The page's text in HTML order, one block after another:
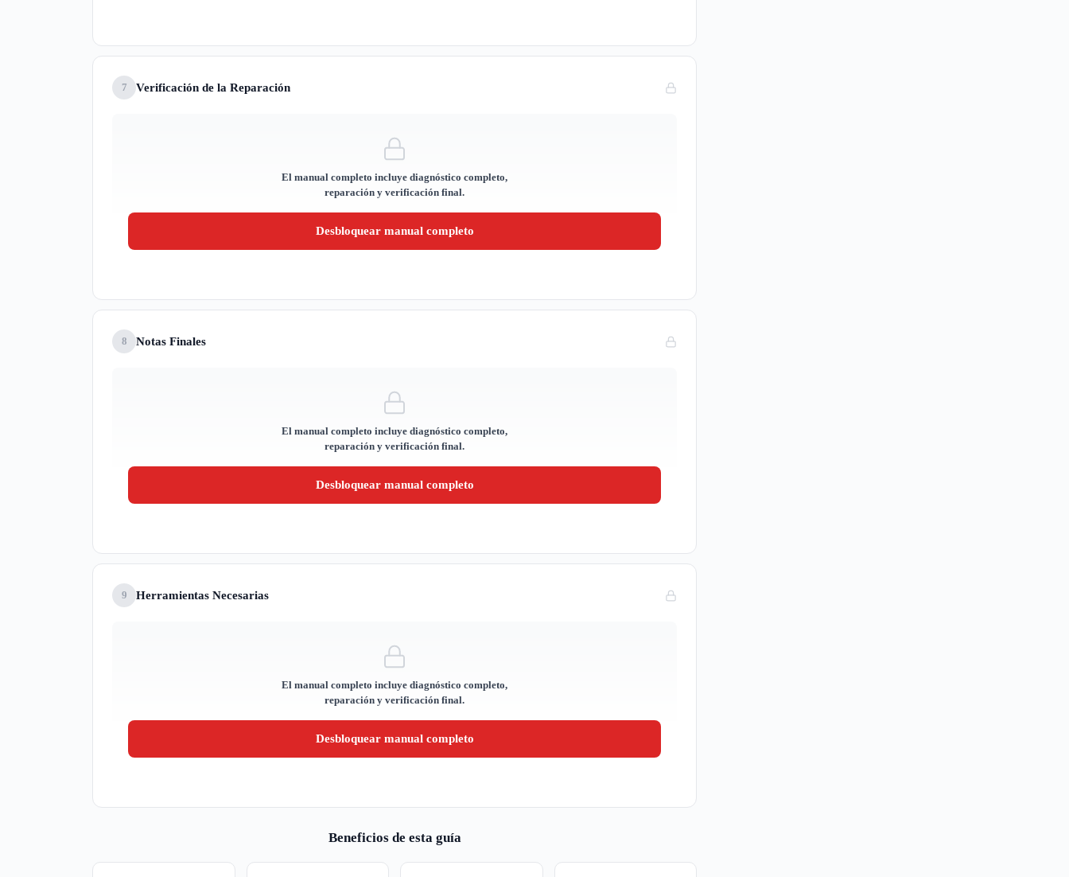
7 Verificación de la Reparación
El manual completo incluye diagnóstico completo,
reparación y verificación final.
Desbloquear manual completo
8 Notas Finales
El manual completo incluye diagnóstico completo,
reparación y verificación final.
Desbloquear manual completo
9 Herramientas Necesarias
El manual completo incluye diagnóstico completo,
reparación y verificación final.
Desbloquear manual completo
Beneficios de esta guía